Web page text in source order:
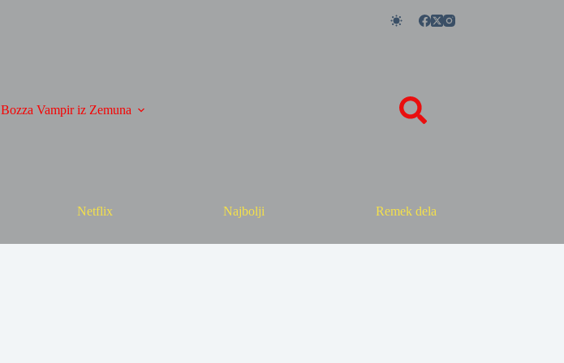
Bozza Vampir iz Zemuna
Netflix Najbolji Remek dela